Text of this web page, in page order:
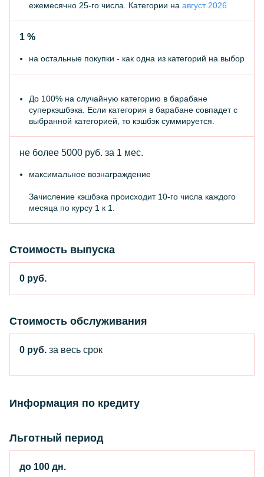
ежемесячно 25-го числа. Категории на август 2026
1 %
на остальные покупки - как одна из категорий на выбор
До 100% на случайную категорию в барабане
суперкэшбэка. Если категория в барабане совпадет с
выбранной категорией, то кэшбэк суммируется.
не более 5000 руб. за 1 мес.
максимальное вознаграждение
Зачисление кэшбэка происходит 10-го числа каждого
месяца по курсу 1 к 1.
Стоимость выпуска
0 руб.
Стоимость обслуживания
0 руб. за весь срок
Информация по кредиту
Льготный период
до 100 дн.